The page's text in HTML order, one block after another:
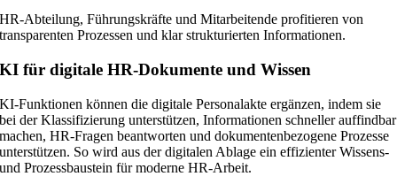
HR-Abteilung, Führungskräfte und Mitarbeitende profitieren von
transparenten Prozessen und klar strukturierten Informationen.
KI für digitale HR-Dokumente und Wissen
KI-Funktionen können die digitale Personalakte ergänzen, indem sie
bei der Klassifizierung unterstützen, Informationen schneller auffindbar
machen, HR-Fragen beantworten und dokumentenbezogene Prozesse
unterstützen. So wird aus der digitalen Ablage ein effizienter Wissens-
und Prozessbaustein für moderne HR-Arbeit.